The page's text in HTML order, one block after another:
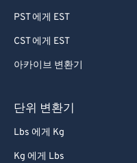
PST 에게 EST
CST 에게 EST
아카이브 변환기
단위 변환기
Lbs 에게 Kg
Kg 에게 Lbs